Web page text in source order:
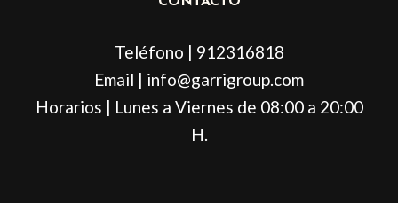
k
a
m
n
Teléfono | 912316818
Email | info@garrigroup.com
Horarios | Lunes a Viernes de 08:00 a 20:00
H.